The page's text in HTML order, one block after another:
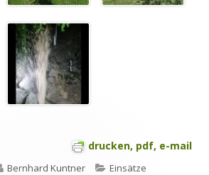
drucken, pdf, e-mail
Autor
Bernhard Kuntner Kategorien
Einsätze